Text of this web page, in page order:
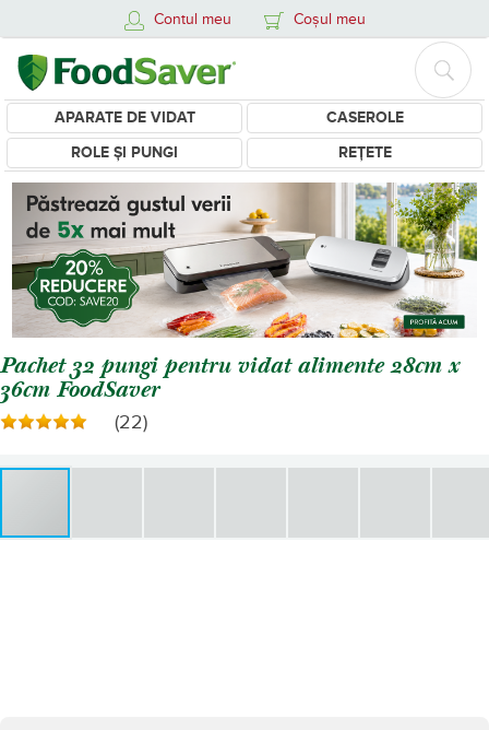
Contul meu Coșul meu
APARATE DE VIDAT
CASEROLE
ROLE ȘI PUNGI
REȚETE
Pachet 32 pungi pentru vidat alimente 28cm x
36cm FoodSaver
(22)